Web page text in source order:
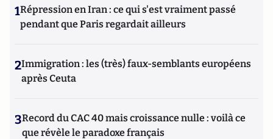
1Répression en Iran : ce qui s'est vraiment passé
pendant que Paris regardait ailleurs
2Immigration : les (très) faux-semblants européens
après Ceuta
3Record du CAC 40 mais croissance nulle : voilà ce
que révèle le paradoxe français